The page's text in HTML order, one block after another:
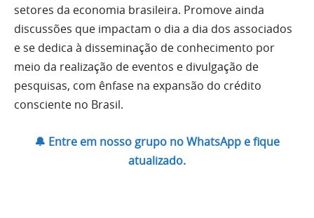
setores da economia brasileira. Promove ainda
discussões que impactam o dia a dia dos associados
e se dedica à disseminação de conhecimento por
meio da realização de eventos e divulgação de
pesquisas, com ênfase na expansão do crédito
consciente no Brasil.
🔔 Entre em nosso grupo no WhatsApp e fique
atualizado.